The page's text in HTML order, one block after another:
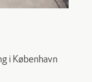
i København